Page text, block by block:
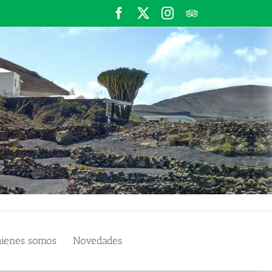
FacebookInstagram
TripAdvisor
somos Novedades